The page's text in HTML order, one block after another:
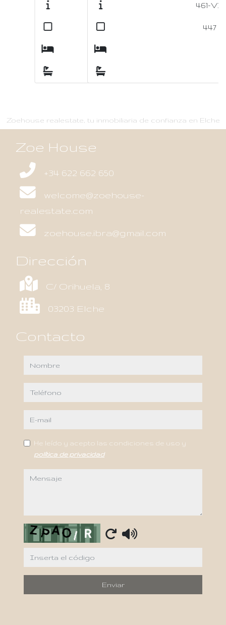
Zoehouse realestate, tu inmobiliaria de confianza en Elche
Zoe House
+34 622 662 650
welcome@zoehouse-
realestate.com
zoehouse.ibra@gmail.com
Dirección
C/ Orihuela, 8
03203 Elche
Contacto
nombre
teléfono
e-mail
He leído y acepto las condiciones de uso y
política de privacidad
mensaje
Captcha
Enviar